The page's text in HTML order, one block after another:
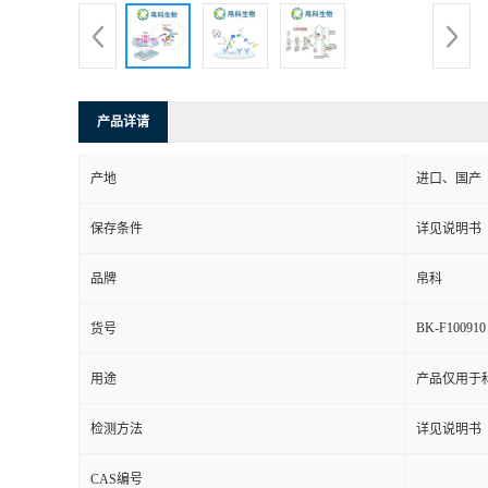
产品详请
产地 进口、国产
保存条件 详见说明书
品牌 帛科
货号 BK-F100910
用途 产品仅用于
检测方法 详见说明书
CAS编号